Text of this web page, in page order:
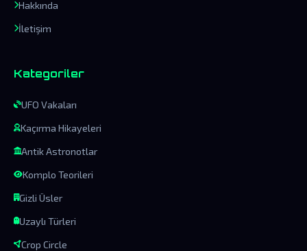
Hakkında
İletişim
Kategoriler
UFO Vakaları
Kaçırma Hikayeleri
Antik Astronotlar
Komplo Teorileri
Gizli Üsler
Uzaylı Türleri
Crop Circle